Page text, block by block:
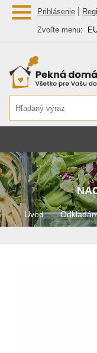
Prihlásenie
Zvoľte menu:
Úvod